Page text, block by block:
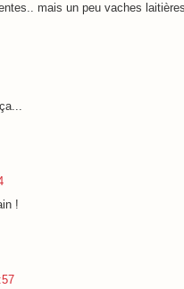
mais un peu vaches laitières
!